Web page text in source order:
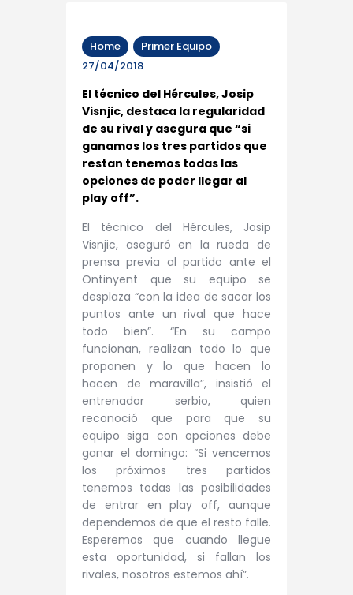
Home
Primer Equipo
27/04/2018
El técnico del Hércules, Josip
Visnjic, destaca la regularidad
de su rival y asegura que “si
ganamos los tres partidos que
restan tenemos todas las
opciones de poder llegar al
play off”.
El técnico del Hércules, Josip
Visnjic, aseguró en la rueda de
prensa previa al partido ante el
Ontinyent que su equipo se
desplaza “con la idea de sacar los
puntos ante un rival que hace
todo bien”. “En su campo
funcionan, realizan todo lo que
proponen y lo que hacen lo
hacen de maravilla”, insistió el
entrenador serbio, quien
reconoció que para que su
equipo siga con opciones debe
ganar el domingo: “Si vencemos
los próximos tres partidos
tenemos todas las posibilidades
de entrar en play off, aunque
dependemos de que el resto falle.
Esperemos que cuando llegue
esta oportunidad, si fallan los
rivales, nosotros estemos ahí”.